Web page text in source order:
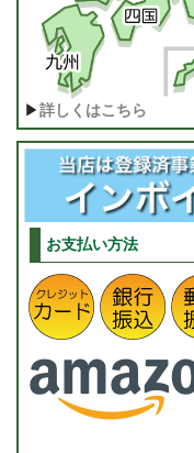
▶詳しくはこちら
お支払い方法